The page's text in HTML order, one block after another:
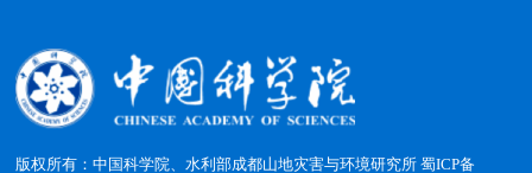
版权所有：中国科学院、水利部成都山地灾害与环境研究所蜀ICP备